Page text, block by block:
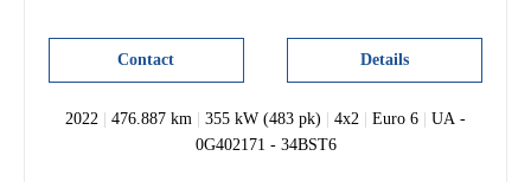
Details
Contact
2022 476.887 km 355 kW (483 pk) 4x2 Euro 6
UA -
0G402171 - 34BST6